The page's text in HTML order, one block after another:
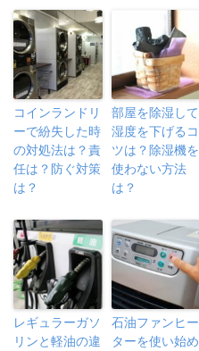
コインランドリ
ーで紛失した時
の対処法は？責
任は？防ぐ対策
は？
部屋を除湿して
湿度を下げるコ
ツは？除湿機を
使わない方法
は？
レギュラーガソ
リンと軽油の違
石油ファンヒー
ターを使い始め